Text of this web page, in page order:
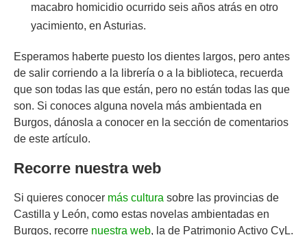
macabro homicidio ocurrido seis años atrás en otro
yacimiento, en Asturias.
Esperamos haberte puesto los dientes largos, pero antes
de salir corriendo a la librería o a la biblioteca, recuerda
que son todas las que están, pero no están todas las que
son. Si conoces alguna novela más ambientada en
Burgos, dánosla a conocer en la sección de comentarios
de este artículo.
Recorre nuestra web
Si quieres conocer más cultura sobre las provincias de
Castilla y León, como estas novelas ambientadas en
Burgos, recorre nuestra web, la de Patrimonio Activo CyL.